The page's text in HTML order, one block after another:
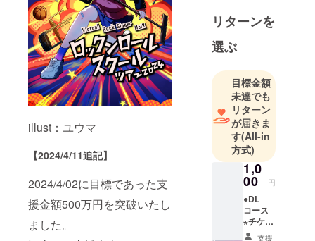
illust：ユウマ
【2024/4/11追記】
2024/4/02に目標であった支
援金額500万円を突破いたし
ました。
リターンを
選ぶ
目標金額
未達でも
リターン
が届きま
す(All-in
方式)
1,0
00 円
●DL
コース
⋆チケッ
ト先行
支援